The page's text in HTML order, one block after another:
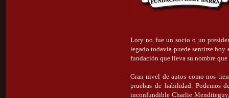
Lory no fue un socio o un
legado todavía puede sentirse
fundación que lleva su nombre
Gran nivel de autos como nos
pruebas de habilidad. Podemos
inconfundible Charlie